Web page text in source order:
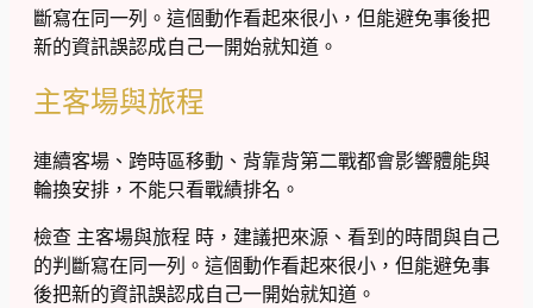
斷寫在同一列。這個動作看起來很小，但能避免事後把
新的資訊誤認成自己一開始就知道。
主客場與旅程
連續客場、跨時區移動、背靠背第二戰都會影響體能與
輪換安排，不能只看戰績排名。
檢查 主客場與旅程 時，建議把來源、看到的時間與自己
的判斷寫在同一列。這個動作看起來很小，但能避免事
後把新的資訊誤認成自己一開始就知道。